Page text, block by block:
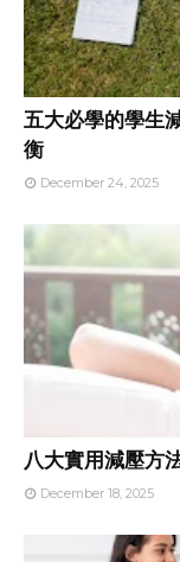
五大必學的學生
衡
December 24, 2025
八大實用減壓方
December 18, 2025